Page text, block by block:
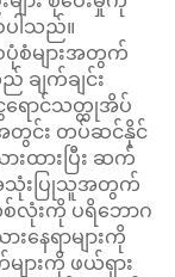
ါသည်။
ဝပုံစံများအတွက်
ျက်ချင်း
ေရောင်သတ္ထုအိပ်
အတွင်း တပ်ဆင်နိုင်
းထားပြီး ဆက်
အသုံးပြုသူအတွက်
လုံးကို ပရိဘောဂ
နေရာများကို
ားကို ဖယ်ရှား